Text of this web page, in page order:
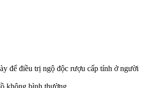
để điều trị ngộ độc rượu cấp tính ở người